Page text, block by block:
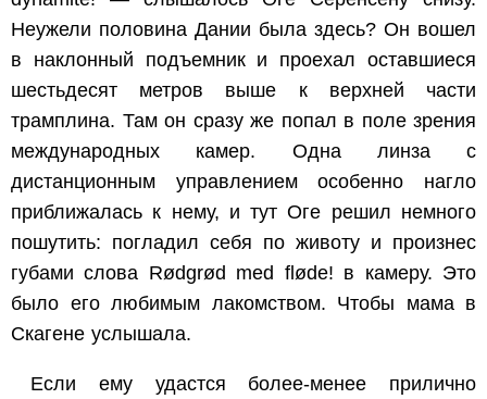
Неужели половина Дании была здесь? Он вошел
в наклонный подъемник и проехал оставшиеся
шестьдесят метров выше к верхней части
трамплина. Там он сразу же попал в поле зрения
международных камер. Одна линза с
дистанционным управлением особенно нагло
приближалась к нему, и тут Оге решил немного
пошутить: погладил себя по животу и произнес
губами слова Rødgrød med fløde! в камеру. Это
было его любимым лакомством. Чтобы мама в
Скагене услышала.
Если ему удастся более-менее прилично